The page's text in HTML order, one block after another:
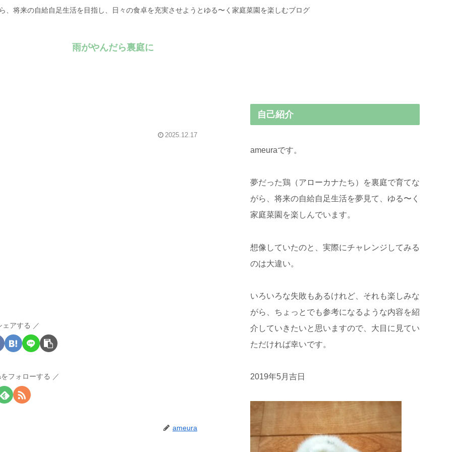
、将来の自給自足生活を目指し、日々の食卓を充実させようとゆる〜く家庭菜園を楽しむブログ
雨がやんだら裏庭に
2025.12.17
ェアする
フォローする
ameura
自己紹介
ameuraです。
夢だった鶏（アローカナたち）を裏庭で育てな
がら、将来の自給自足生活を夢見て、ゆる〜く
家庭菜園を楽しんでいます。
想像していたのと、実際にチャレンジしてみる
のは大違い。
いろいろな失敗もあるけれど、それも楽しみな
がら、ちょっとでも参考になるような内容を紹
介していきたいと思いますので、大目に見てい
ただければ幸いです。
2019年5月吉日